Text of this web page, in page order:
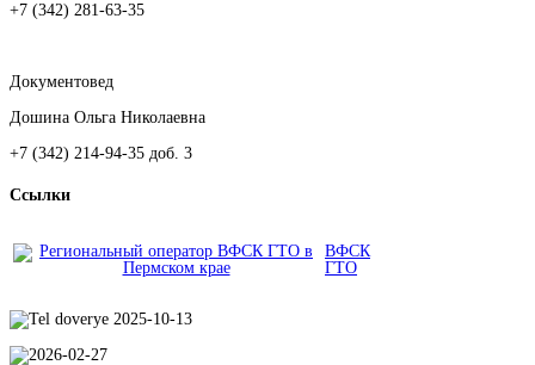
+7 (342) 281-63-35
Документовед
Дошина Ольга Николаевна
+7 (342) 214-94-35 доб. 3
Ссылки
ВФСК
ГТО